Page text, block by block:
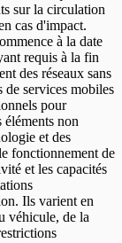
sur la circulation
cas d'impact.
à la date
requis à la fin
des réseaux sans
services mobiles
pour
non
et des
fonctionnement de
et les capacités
Ils varient en
véhicule, de la